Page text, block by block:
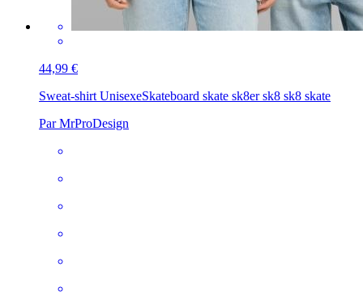
44,99 €
Sweat-shirt UnisexeSkateboard skate sk8er sk8 sk8 skate
Par MrProDesign